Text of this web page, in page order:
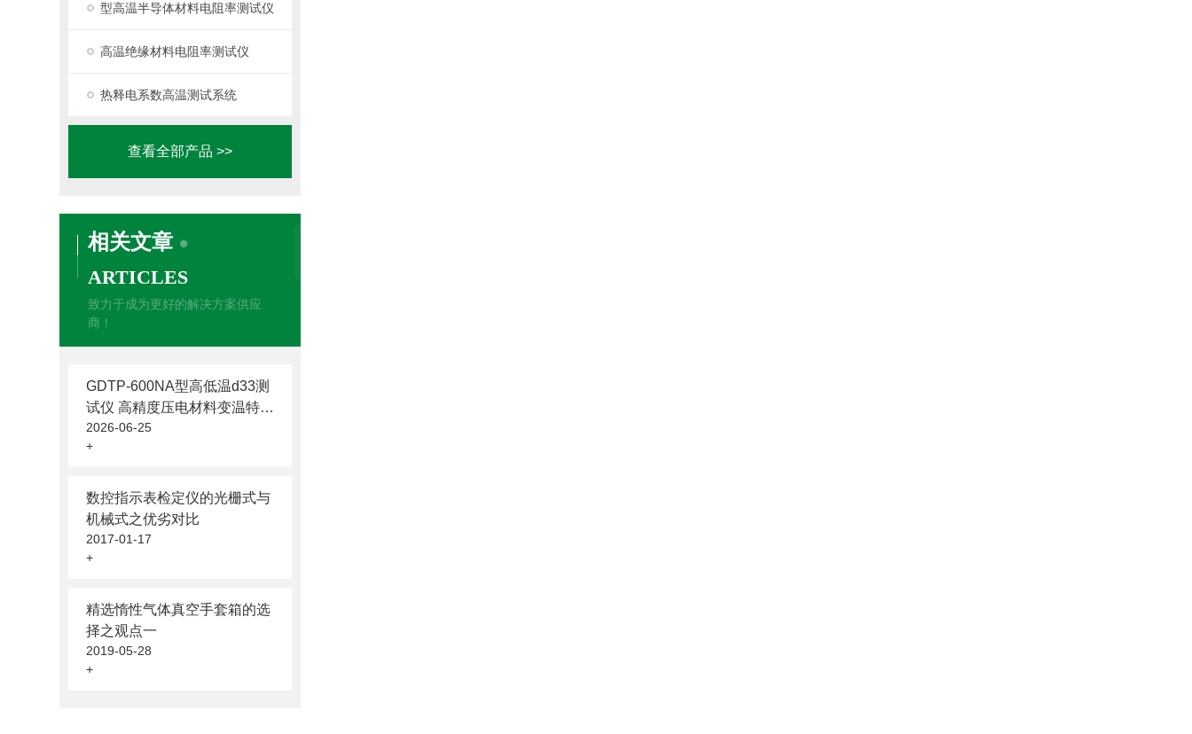
型高温半导体材料电阻率测试仪
高温绝缘材料电阻率测试仪
热释电系数高温测试系统
查看全部产品 >>
相关文章
ARTICLES
致力于成为更好的解决方案供应
商！
GDTP-600NA型⾼低温d33测
试仪 ⾼精度压电材料变温特性
分析系统
2026-06-25
+
数控指示表检定仪的光栅式与
机械式之优劣对比
2017-01-17
+
精选惰性气体真空手套箱的选
择之观点一
2019-05-28
+